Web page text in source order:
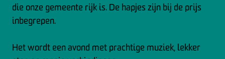
die onze gemeente rijk is. De hapjes zijn bij de prijs
inbegrepen.
Het wordt een avond met prachtige muziek, lekker